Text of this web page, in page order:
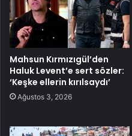
Mahsun Kırmızıgül’den
Haluk Levent’e sert sözler:
‘Keşke ellerin kırılsaydı’
Ağustos 3, 2026